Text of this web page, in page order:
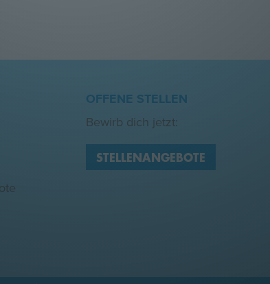
OFFENE STELLEN
Bewirb dich jetzt:
STELLENANGEBOTE